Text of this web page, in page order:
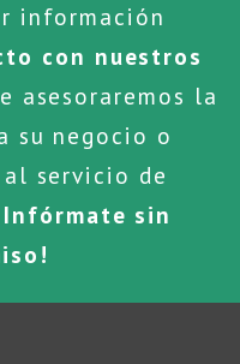
información
con nuestros
asesoraremos la
su negocio o
servicio de
sin